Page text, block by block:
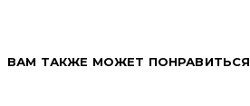
ВАМ ТАКЖЕ МОЖЕТ ПОНРАВИТЬСЯ